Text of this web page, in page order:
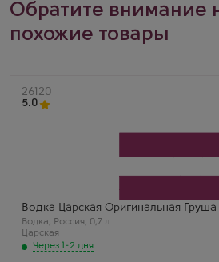
Обратите внимание
похожие товары
Артикул
26120
5.0
Водка Царская Оригинальная Груша
Водка, Россия, 0,7 л
Царская
Через 1-2 дня
Регион
Санкт-Петербург
Марина
Царская Груша 0.7 — сочная
сладость. Отлично освежает